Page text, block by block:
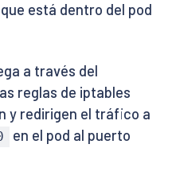
está dentro del pod
a través del
reglas de iptables
y redirigen el tráfico a
en el pod al puerto